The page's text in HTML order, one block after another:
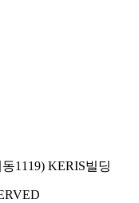
1119) KERIS빌딩